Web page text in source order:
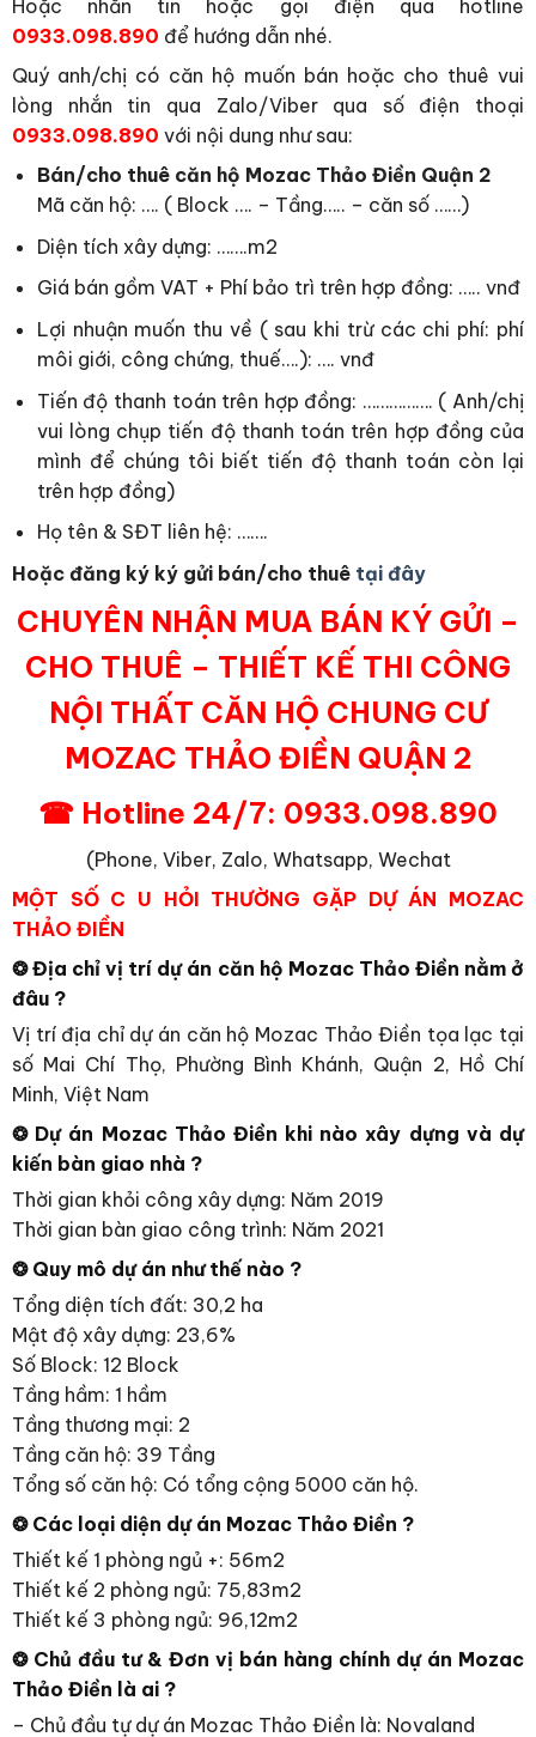
Hoặc nhắn tin hoặc gọi điện qua hotline
0933.098.890 để hướng dẫn nhé.
Quý anh/chị có căn hộ muốn bán hoặc cho thuê vui
lòng nhắn tin qua Zalo/Viber qua số điện thoại
0933.098.890 với nội dung như sau:
Bán/cho thuê căn hộ Mozac Thảo Điền Quận 2
Mã căn hộ: …. ( Block …. – Tầng….. – căn số ……)
Diện tích xây dựng: …….m2
Giá bán gồm VAT + Phí bảo trì trên hợp đồng: ….. vnđ
Lợi nhuận muốn thu về ( sau khi trừ các chi phí: phí
môi giới, công chứng, thuế….): …. vnđ
Tiến độ thanh toán trên hợp đồng: ……………. ( Anh/chị
vui lòng chụp tiến độ thanh toán trên hợp đồng của
mình để chúng tôi biết tiến độ thanh toán còn lại
trên hợp đồng)
Họ tên & SĐT liên hệ: …….
Hoặc đăng ký ký gửi bán/cho thuê tại đây
CHUYÊN NHẬN MUA BÁN KÝ GỬI –
CHO THUÊ – THIẾT KẾ THI CÔNG
NỘI THẤT CĂN HỘ CHUNG CƯ
MOZAC THẢO ĐIỀN QUẬN 2
☎ Hotline 24/7: 0933.098.890
(Phone, Viber, Zalo, Whatsapp, Wechat
MỘT SỐ C U HỎI THƯỜNG GẶP DỰ ÁN MOZAC
THẢO ĐIỀN
❂ Địa chỉ vị trí dự án căn hộ Mozac Thảo Điền nằm ở
đâu ?
Vị trí địa chỉ dự án căn hộ Mozac Thảo Điền tọa lạc tại
số Mai Chí Thọ, Phường Bình Khánh, Quận 2, Hồ Chí
Minh, Việt Nam
❂ Dự án Mozac Thảo Điền khi nào xây dựng và dự
kiến bàn giao nhà ?
Thời gian khỏi công xây dựng: Năm 2019
Thời gian bàn giao công trình: Năm 2021
❂ Quy mô dự án như thế nào ?
Tổng diện tích đất: 30,2 ha
Mật độ xây dựng: 23,6%
Số Block: 12 Block
Tầng hầm: 1 hầm
Tầng thương mại: 2
Tầng căn hộ: 39 Tầng
Tổng số căn hộ: Có tổng cộng 5000 căn hộ.
❂ Các loại diện dự án Mozac Thảo Điền ?
Thiết kế 1 phòng ngủ +: 56m2
Thiết kế 2 phòng ngủ: 75,83m2
Thiết kế 3 phòng ngủ: 96,12m2
❂ Chủ đầu tư & Đơn vị bán hàng chính dự án Mozac
Thảo Điền là ai ?
– Chủ đầu tự dự án Mozac Thảo Điền là: Novaland